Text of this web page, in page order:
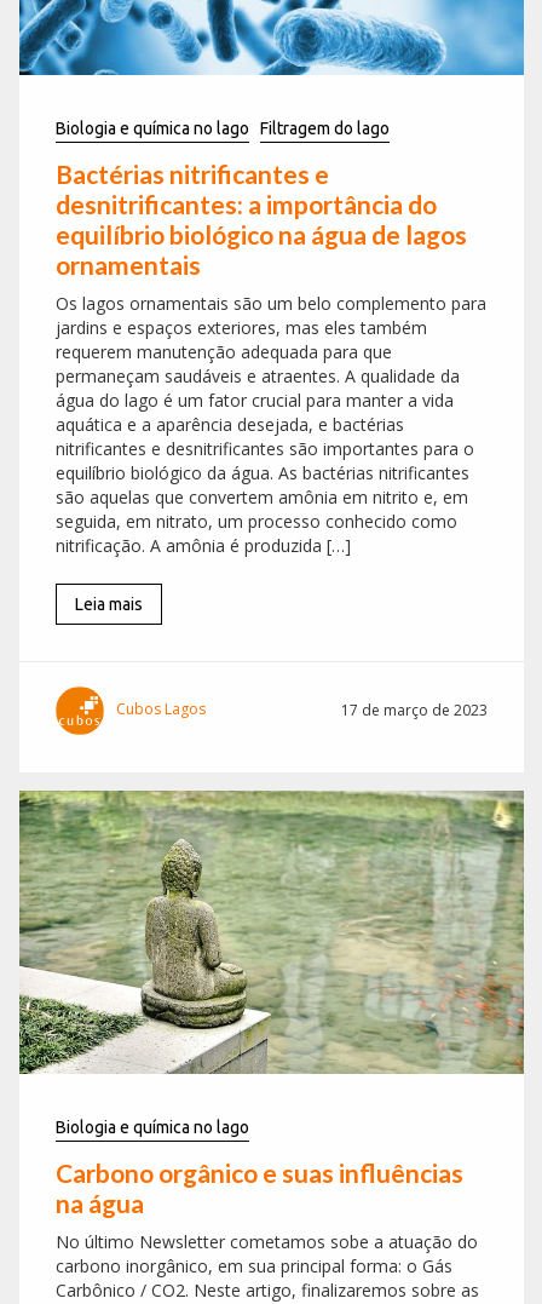
Biologia e química no lago Filtragem do lago
Bactérias nitrificantes e
desnitrificantes: a importância do
equilíbrio biológico na água de lagos
ornamentais
Os lagos ornamentais são um belo complemento para
jardins e espaços exteriores, mas eles também
requerem manutenção adequada para que
permaneçam saudáveis e atraentes. A qualidade da
água do lago é um fator crucial para manter a vida
aquática e a aparência desejada, e bactérias
nitrificantes e desnitrificantes são importantes para o
equilíbrio biológico da água. As bactérias nitrificantes
são aquelas que convertem amônia em nitrito e, em
seguida, em nitrato, um processo conhecido como
nitrificação. A amônia é produzida […]
Leia mais
Cubos Lagos 17 de março de 2023
Biologia e química no lago
Carbono orgânico e suas influências
na água
No último Newsletter cometamos sobe a atuação do
carbono inorgânico, em sua principal forma: o Gás
Carbônico / CO2. Neste artigo, finalizaremos sobre as